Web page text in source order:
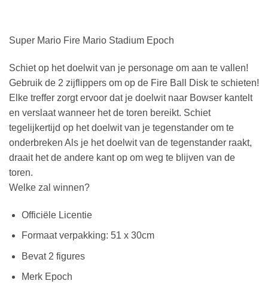
Super Mario Fire Mario Stadium Epoch
Schiet op het doelwit van je personage om aan te vallen!
Gebruik de 2 zijflippers om op de Fire Ball Disk te schieten!
Elke treffer zorgt ervoor dat je doelwit naar Bowser kantelt
en verslaat wanneer het de toren bereikt. Schiet
tegelijkertijd op het doelwit van je tegenstander om te
onderbreken Als je het doelwit van de tegenstander raakt,
draait het de andere kant op om weg te blijven van de
toren.
Welke zal winnen?
Officiële Licentie
Formaat verpakking: 51 x 30cm
Bevat 2 figures
Merk Epoch